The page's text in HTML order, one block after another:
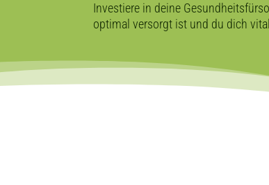
Investiere in deine
optimal versorgt ist und du dich